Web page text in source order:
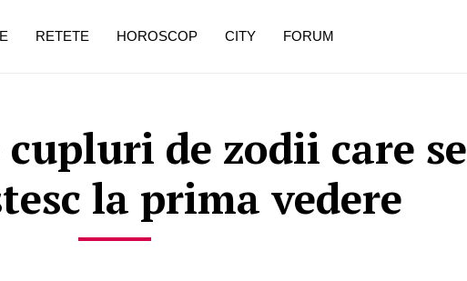
de zodii care se
la prima vedere
RETETE HOROSCOP CITY FORUM
de dureroasă este investigația